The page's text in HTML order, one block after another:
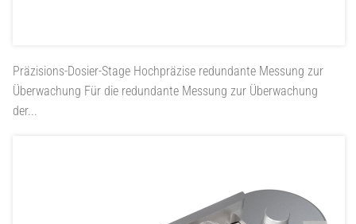
Präzisions-Dosier-Stage Hochpräzise redundante Messung zur
Überwachung Für die redundante Messung zur Überwachung
der...